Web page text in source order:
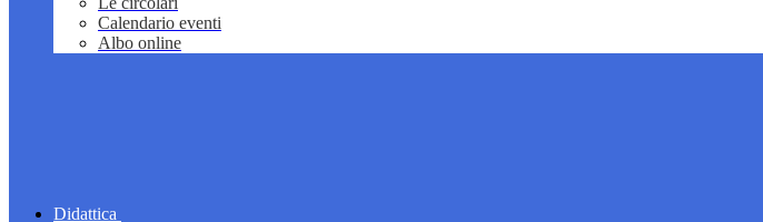
Calendario eventi
Albo online
Didattica